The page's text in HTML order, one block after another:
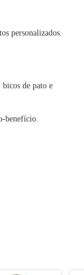
personalizados.
de pato e
benefício.